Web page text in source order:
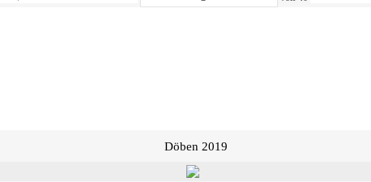
Döben 2019